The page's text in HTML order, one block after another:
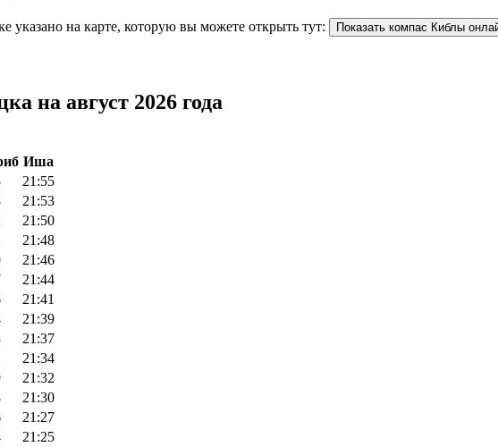
указано на карте, которую вы можете открыть тут: Показать компас Киблы
на август 2026 года
Иша
21:55
21:53
21:50
21:48
21:46
21:44
21:41
21:39
21:37
21:34
21:32
21:30
21:27
21:25